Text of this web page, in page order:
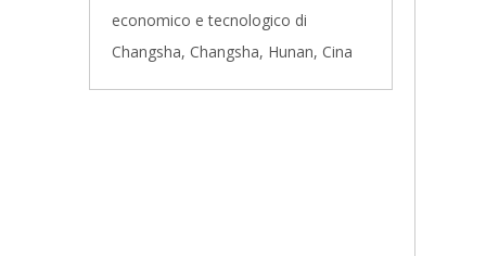
economico e tecnologico di
Changsha, Changsha, Hunan, Cina